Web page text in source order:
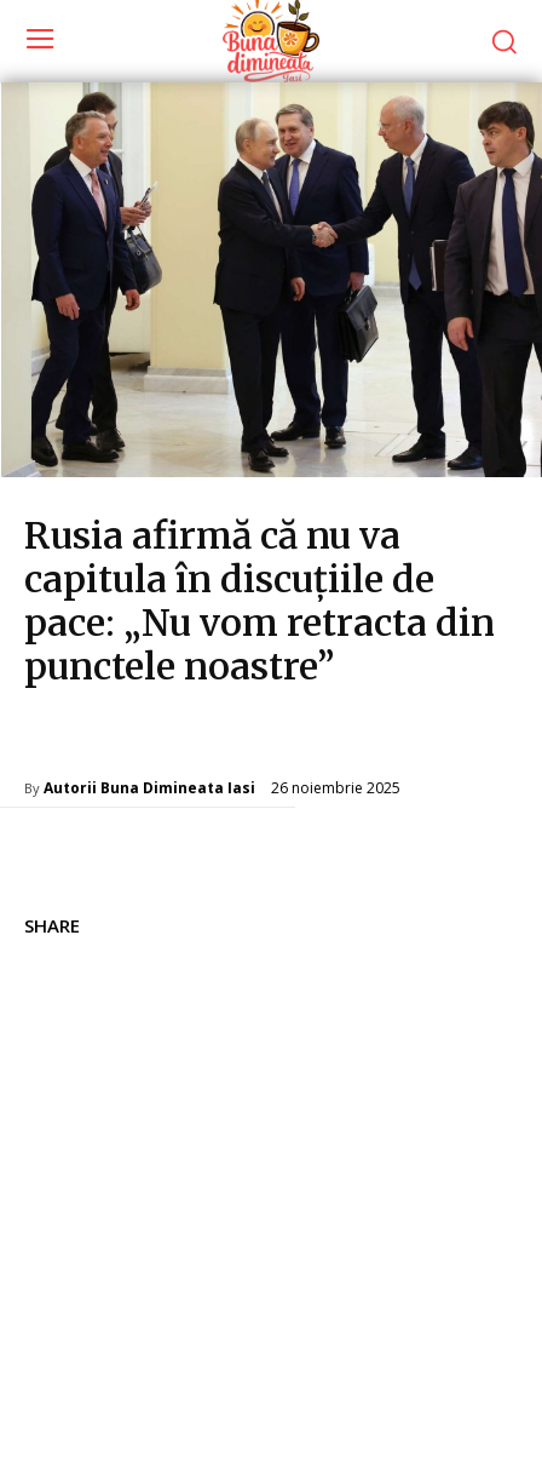
Rusia afirmă că nu va
capitula în discuțiile de
pace: „Nu vom retracta din
punctele noastre”
By Autorii Buna Dimineata Iasi 26 noiembrie 2025
SHARE